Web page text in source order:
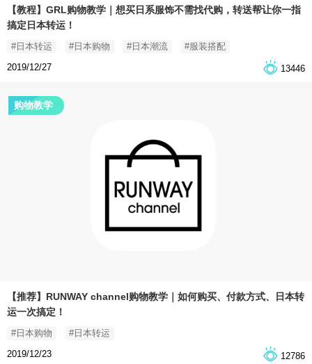
【教程】GRL购物教学｜想买日系服饰不需找代购，转送帮让你一指
搞定日本转运！
#日本转运 #日本购物 #日本潮流
#服装搭配
2019/12/27
13446
购物教学
【推荐】RUNWAY channel购物教学｜如何购买、付款方式、日本转
运一次搞定！
#日本购物
#日本转运
2019/12/23
12786